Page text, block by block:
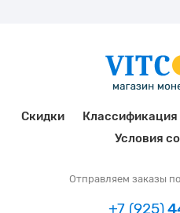
Скидки
Условия
Отправляем заказы
+7 (925)